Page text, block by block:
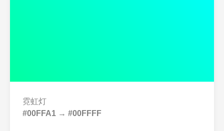
霓虹灯
#00FFA1 → #00FFFF